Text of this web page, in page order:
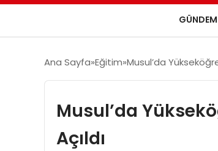
GÜNDEM
Ana Sayfa Eğitim Musul’da
Musul’da
Açıldı